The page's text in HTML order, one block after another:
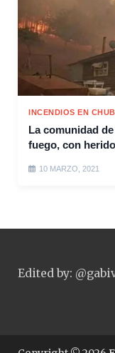
INCENDIOS EN
La comunidad
fuego, con
10 MARZO, 2021
Edited by: